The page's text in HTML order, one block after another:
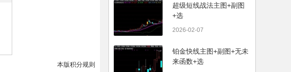
本版积分规则
超级短线战法主图+副图
+选
2026-02-07
铂金快线主图+副图+无未
来函数+选